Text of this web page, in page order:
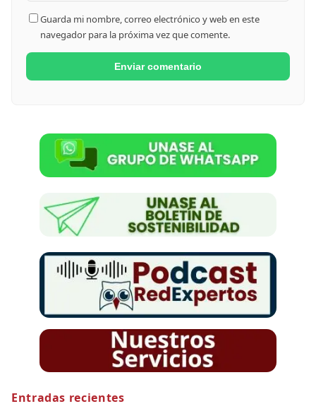
Guarda mi nombre, correo electrónico y web en este
navegador para la próxima vez que comente.
Entradas recientes